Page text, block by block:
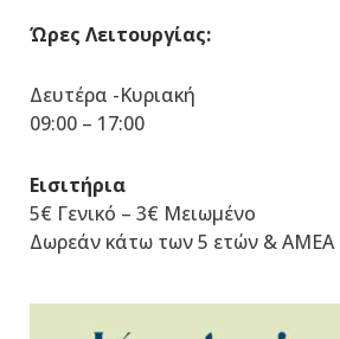
Ώρες Λειτουργίας:
Δευτέρα -Κυριακή
09:00 – 17:00
Εισιτήρια
5€ Γενικό – 3€ Μειωμένο
Δωρεάν κάτω των 5 ετών & ΑΜΕΑ